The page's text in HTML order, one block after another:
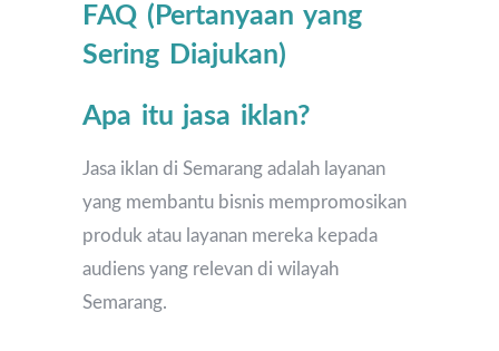
FAQ (Pertanyaan yang
Sering Diajukan)
Apa itu jasa iklan?
Jasa iklan di Semarang adalah layanan
yang membantu bisnis mempromosikan
produk atau layanan mereka kepada
audiens yang relevan di wilayah
Semarang.